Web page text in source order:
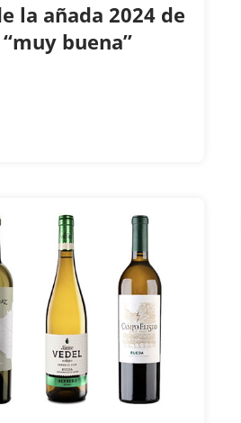
la añada 2024 de
buena”